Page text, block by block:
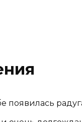
появилась